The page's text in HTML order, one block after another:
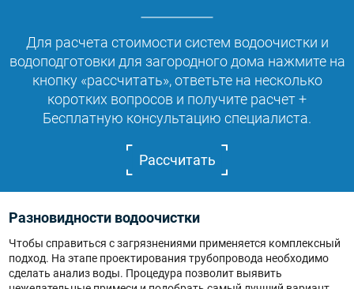
Для расчета стоимости систем водоочистки и
водоподготовки для загородного дома нажмите на
кнопку «рассчитать», ответьте на несколько
коротких вопросов и получите расчет +
Бесплатную консультацию специалиста.
Рассчитать
Разновидности водоочистки
Чтобы справиться с загрязнениями применяется комплексный
подход. На этапе проектирования трубопровода необходимо
сделать анализ воды. Процедура позволит выявить